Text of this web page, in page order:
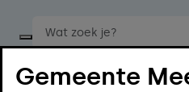
Start een
Gemeente